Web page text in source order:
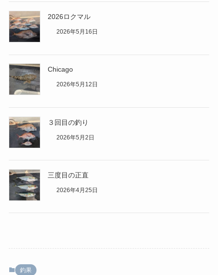
2026ロクマル
2026年5月16日
Chicago
2026年5月12日
３回目の釣り
2026年5月2日
三度目の正直
2026年4月25日
釣果